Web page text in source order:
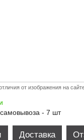
от изображения на
- 7 шт
Доставка